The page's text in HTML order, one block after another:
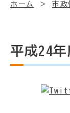
ホーム 市政
平成24